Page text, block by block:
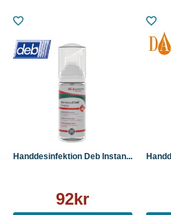
Handdesinfektion Deb Instan...
92kr